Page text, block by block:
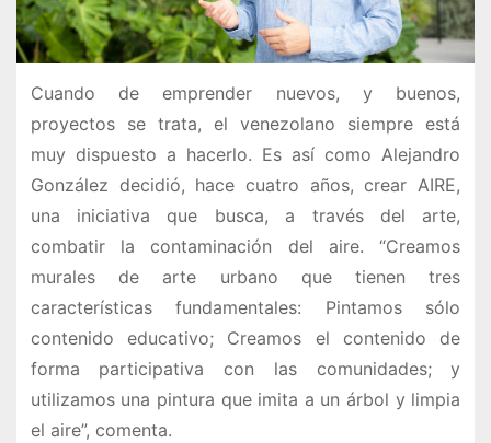
Cuando de emprender nuevos, y buenos,
proyectos se trata, el venezolano siempre está
muy dispuesto a hacerlo. Es así como Alejandro
González decidió, hace cuatro años, crear AIRE,
una iniciativa que busca, a través del arte,
combatir la contaminación del aire. “Creamos
murales de arte urbano que tienen tres
características fundamentales: Pintamos sólo
contenido educativo; Creamos el contenido de
forma participativa con las comunidades; y
utilizamos una pintura que imita a un árbol y limpia
el aire”, comenta.